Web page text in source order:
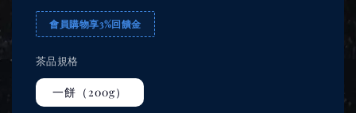
會員購物享3%回饋金
茶品規格
一餅（200g）